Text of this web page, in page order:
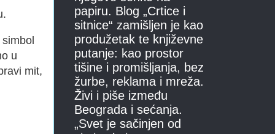
u
mit,
papiru. Blog „Crtice i
sitnice“ zamišljen je kao
produžetak te književne
putanje: kao prostor
tišine i promišljanja, bez
žurbe, reklama i mreža.
Živi i piše između
Beograda i sećanja.
„Svet je sačinjen od